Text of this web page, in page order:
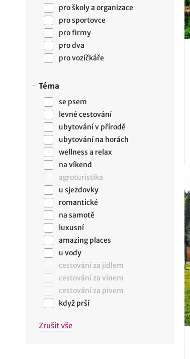
pro školy a organizace
pro sportovce
pro firmy
pro dva
pro vozíčkáře
Téma
se psem
levné cestování
ubytování v přírodě
ubytování na horách
wellness a relax
na víkend
agroturistika
u sjezdovky
romantické
na samotě
luxusní
amazing places
u vody
cestování za jídlem
cestování za vínem
cestování za pivem
když prší
Zrušit vše